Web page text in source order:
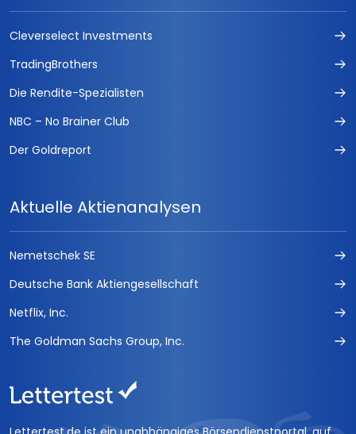
Cleverselect Investments
TradingBrothers
Die Rendite-Spezialisten
NBC – No Brainer Club
Der Goldreport
Aktuelle Aktienanalysen
Nemetschek SE
Deutsche Bank Aktiengesellschaft
Netflix, Inc.
The Goldman Sachs Group, Inc.